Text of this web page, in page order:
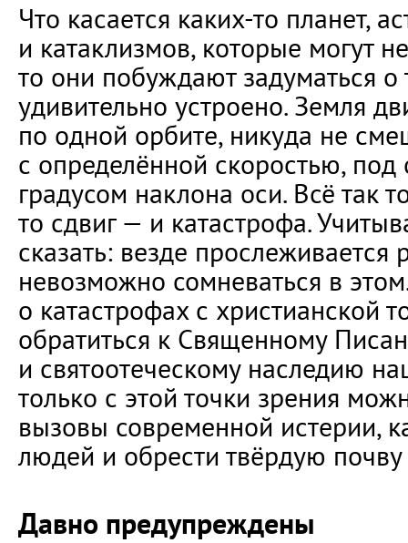
Что касается каких-то планет,
и катаклизмов, которые могут
то они побуждают задуматься о
удивительно устроено. Земля
по одной орбите, никуда не
с определённой скоростью,
градусом наклона оси. Всё так
то сдвиг — и катастрофа.
сказать: везде прослеживается
невозможно сомневаться в
о катастрофах с христианской
обратиться к Священному
и святоотеческому наследию
только с этой точки зрения
вызовы современной истерии,
людей и обрести твёрдую
Давно предупреждены